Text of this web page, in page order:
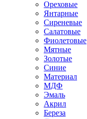
Ореховые
Янтарные
Сиреневые
Салатовые
Фиолетовые
Мятные
Золотые
Синие
Материал
МДФ
Эмаль
Акрил
Береза